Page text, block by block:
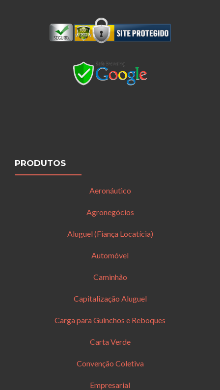
PRODUTOS
Aeronáutico
Agronegócios
Aluguel (Fiança Locatícia)
Automóvel
Caminhão
Capitalização Aluguel
Carga para Guinchos e Reboques
Carta Verde
Convenção Coletiva
Empresarial